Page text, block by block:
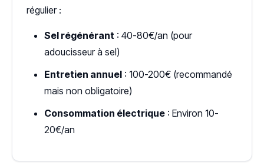
régulier :
Sel régénérant : 40-80€/an (pour
adoucisseur à sel)
Entretien annuel : 100-200€ (recommandé
mais non obligatoire)
Consommation électrique : Environ 10-
20€/an